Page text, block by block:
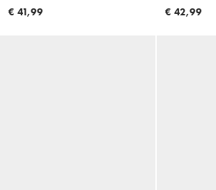
wash in paars
€ 41,99
zwart
€ 42,99